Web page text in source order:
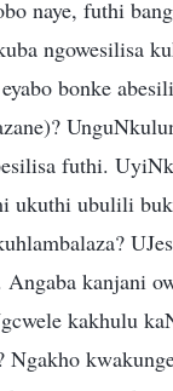
naye, futhi
ngowesilisa
bonke
futhi.
ukuthi ubulili
kanjani
kakhulu